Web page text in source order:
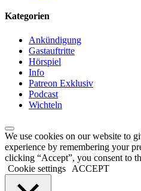
Kategorien
Ankündigung
Gastauftritte
Hörspiel
Info
Patreon Exklusiv
Podcast
Wichteln
We use cookies on our website to
experience by remembering your
clicking “Accept”, you consent to
Cookie settings
ACCEPT